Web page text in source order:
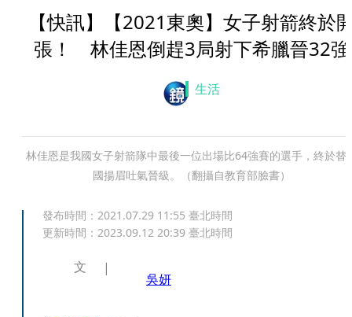
【快訊】【2021東奧】女子射箭終於
張！ 林佳恩倒趕3局射下希臘晉32強
生活
林佳恩是我國女子射箭隊中最後一位出場比64強賽的選手，終於替
國揚眉吐氣晉級。（翻攝自教育部臉書）
發布時間： 2021.07.29 11:55 臺北時間
更新時間： 2023.09.12 20:39 臺北時間
文
吳妍